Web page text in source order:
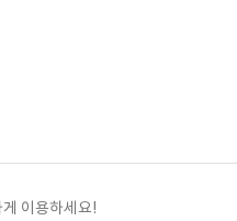
이용하세요!